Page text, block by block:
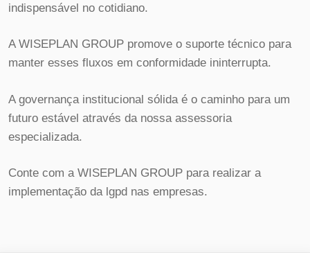
indispensável no cotidiano.
A WISEPLAN GROUP promove o suporte técnico para
manter esses fluxos em conformidade ininterrupta.
A governança institucional sólida é o caminho para um
futuro estável através da nossa assessoria
especializada.
Conte com a WISEPLAN GROUP para realizar a
implementação da lgpd nas empresas.